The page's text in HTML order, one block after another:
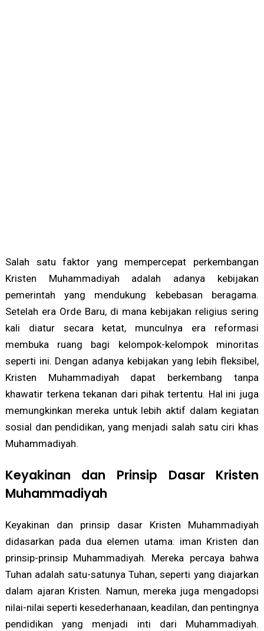
Salah satu faktor yang mempercepat perkembangan
Kristen Muhammadiyah adalah adanya kebijakan
pemerintah yang mendukung kebebasan beragama.
Setelah era Orde Baru, di mana kebijakan religius sering
kali diatur secara ketat, munculnya era reformasi
membuka ruang bagi kelompok-kelompok minoritas
seperti ini. Dengan adanya kebijakan yang lebih fleksibel,
Kristen Muhammadiyah dapat berkembang tanpa
khawatir terkena tekanan dari pihak tertentu. Hal ini juga
memungkinkan mereka untuk lebih aktif dalam kegiatan
sosial dan pendidikan, yang menjadi salah satu ciri khas
Muhammadiyah.
Keyakinan dan Prinsip Dasar Kristen
Muhammadiyah
Keyakinan dan prinsip dasar Kristen Muhammadiyah
didasarkan pada dua elemen utama: iman Kristen dan
prinsip-prinsip Muhammadiyah. Mereka percaya bahwa
Tuhan adalah satu-satunya Tuhan, seperti yang diajarkan
dalam ajaran Kristen. Namun, mereka juga mengadopsi
nilai-nilai seperti kesederhanaan, keadilan, dan pentingnya
pendidikan yang menjadi inti dari Muhammadiyah.